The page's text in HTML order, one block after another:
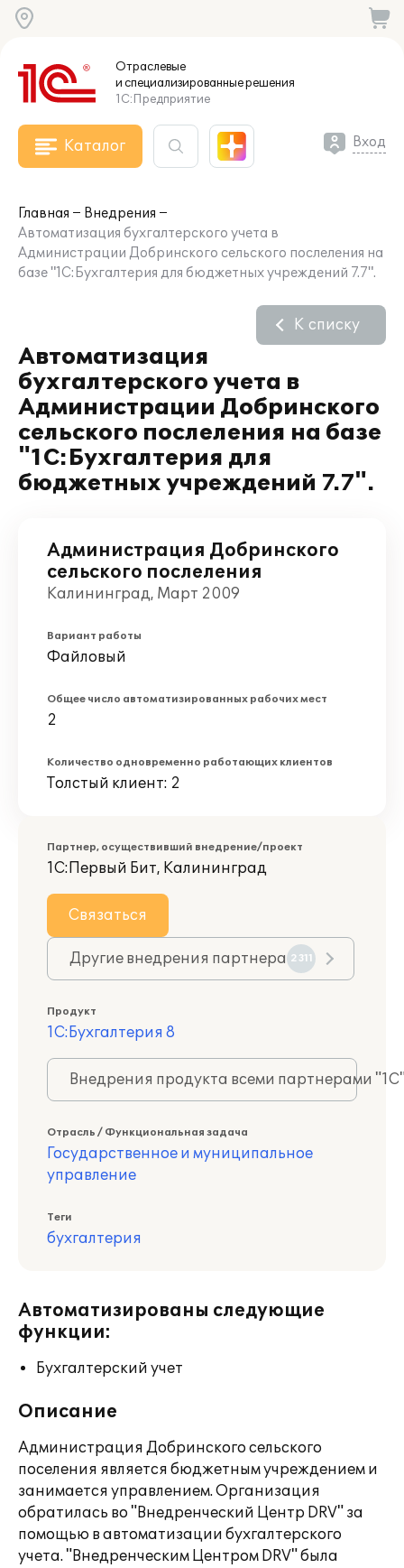
Отраслевые
и специализированныерешения
1С:Предприятие
Каталог Вход
Главная
Внедрения
Автоматизация бухгалтерского учета в
Администрации Добринского сельского послеления на
базе "1С:Бухгалтерия для бюджетных учреждений 7.7".
Автоматизация
бухгалтерского учета в
Администрации Добринского
сельского послеления на базе
"1С:Бухгалтерия для
бюджетных учреждений 7.7".
К списку
Администрация Добринского
сельского послеления
Калининград, Март 2009
Вариант работы
Файловый
Общее число автоматизированных рабочих мест
2
Количество одновременно работающих клиентов
Толстый клиент: 2
Партнер, осуществивший внедрение/проект
1С:Первый Бит, Калининград
Связаться
Другие внедрения партнера 2311
Продукт
1С:Бухгалтерия 8
Внедрения продукта всеми партнерами
Отрасль / Функциональная задача
Государственное и муниципальное
управление
Теги
бухгалтерия
Автоматизированы следующие
функции:
Бухгалтерский учет
Описание
Администрация Добринского сельского
поселения является бюджетным учреждением и
занимается управлением. Организация
обратилась во "Внедренческий Центр DRV" за
помощью в автоматизации бухгалтерского
учета. "Внедренческим Центром DRV" была